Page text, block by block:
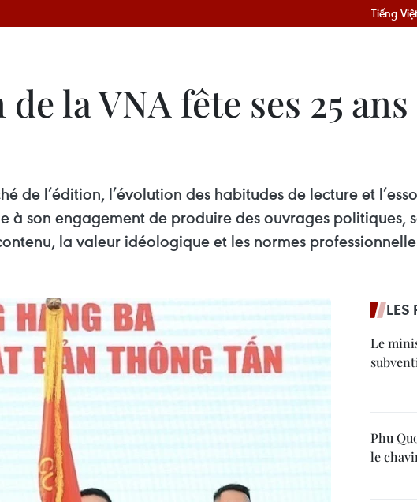
Tiếng Việt
la VNA fête ses 25
de l’édition, l’évolution des habitudes de lecture et
à son engagement de produire des ouvrages politiques,
la valeur idéologique et les normes
LES
Le
Phu
le